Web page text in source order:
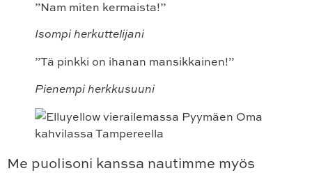
”Nam miten kermaista!”
Isompi herkuttelijani
”Tä pinkki on ihanan mansikkainen!”
Pienempi herkkusuuni
Me puolisoni kanssa nautimme myös